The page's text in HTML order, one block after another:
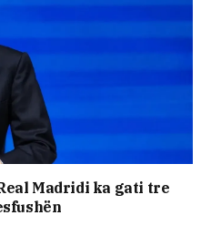
Madridi ka gati tre